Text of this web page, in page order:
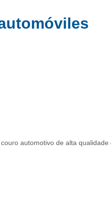
automotivo de alta